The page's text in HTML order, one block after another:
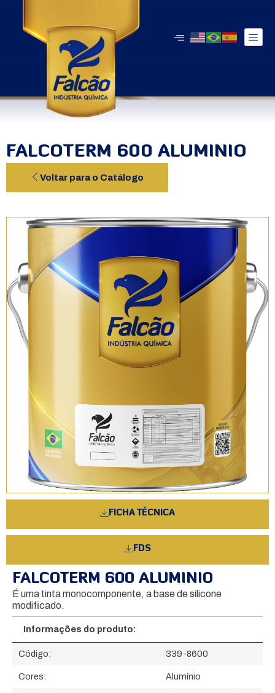
FALCOTERM 600 ALUMINIO
Voltar para o Catálogo
FICHA TÉCNICA
FDS
FALCOTERM 600 ALUMINIO
É uma tinta monocomponente, a base de silicone
modificado.
Informações do produto:
Informações do produto:
Código: 339-8600
Cores: Alumínio